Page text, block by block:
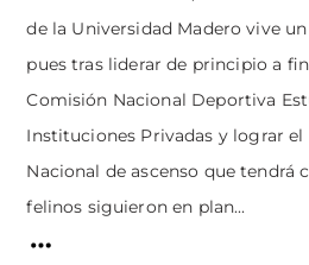
de la Universidad Madero vive
pues tras liderar de principio a
Comisión Nacional Deportiva
Instituciones Privadas y lograr el
Nacional de ascenso que tendrá
felinos siguieron en plan...